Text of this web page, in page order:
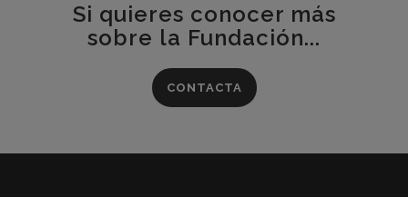
Si quieres conocer más
sobre la Fundación...
CONTACTA